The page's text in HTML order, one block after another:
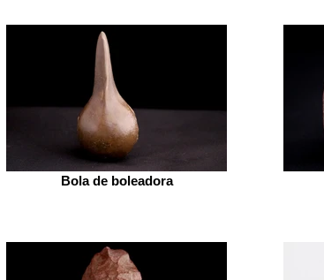
Bola de boleadora